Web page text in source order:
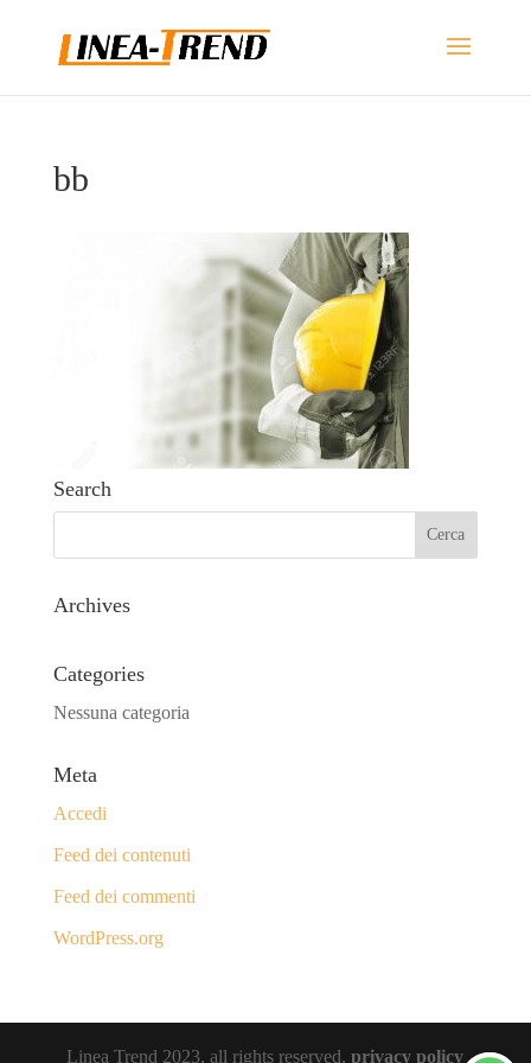
bb
Search
Archives
Categories
Nessuna categoria
Meta
Accedi
Feed dei contenuti
Feed dei commenti
WordPress.org
Linea Trend 2023, all rights reserved.privacy policy